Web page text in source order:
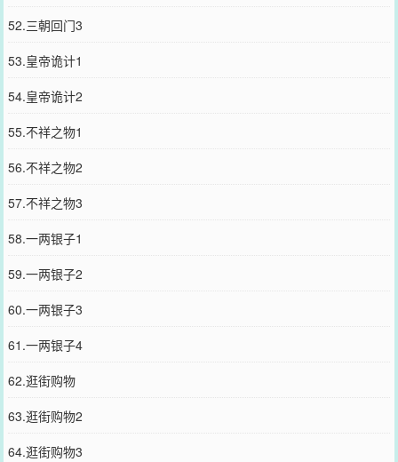
52.三朝回门3
53.皇帝诡计1
54.皇帝诡计2
55.不祥之物1
56.不祥之物2
57.不祥之物3
58.一两银子1
59.一两银子2
60.一两银子3
61.一两银子4
62.逛街购物
63.逛街购物2
64.逛街购物3